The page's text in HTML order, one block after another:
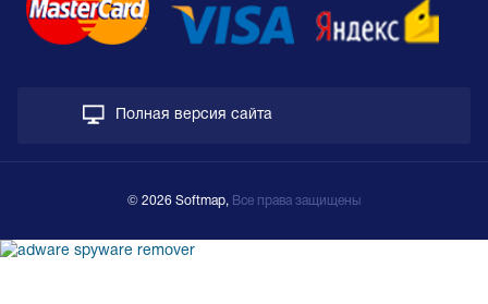
Полная версия сайта
© 2026 Softmap, Все права защищены